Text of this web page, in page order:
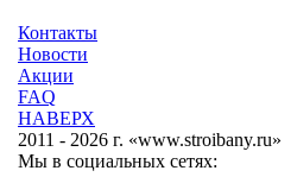
Контакты
Новости
Акции
FAQ
НАВЕРХ
2011 - 2026 г. «www.stroibany.ru»
Мы в социальных сетях: